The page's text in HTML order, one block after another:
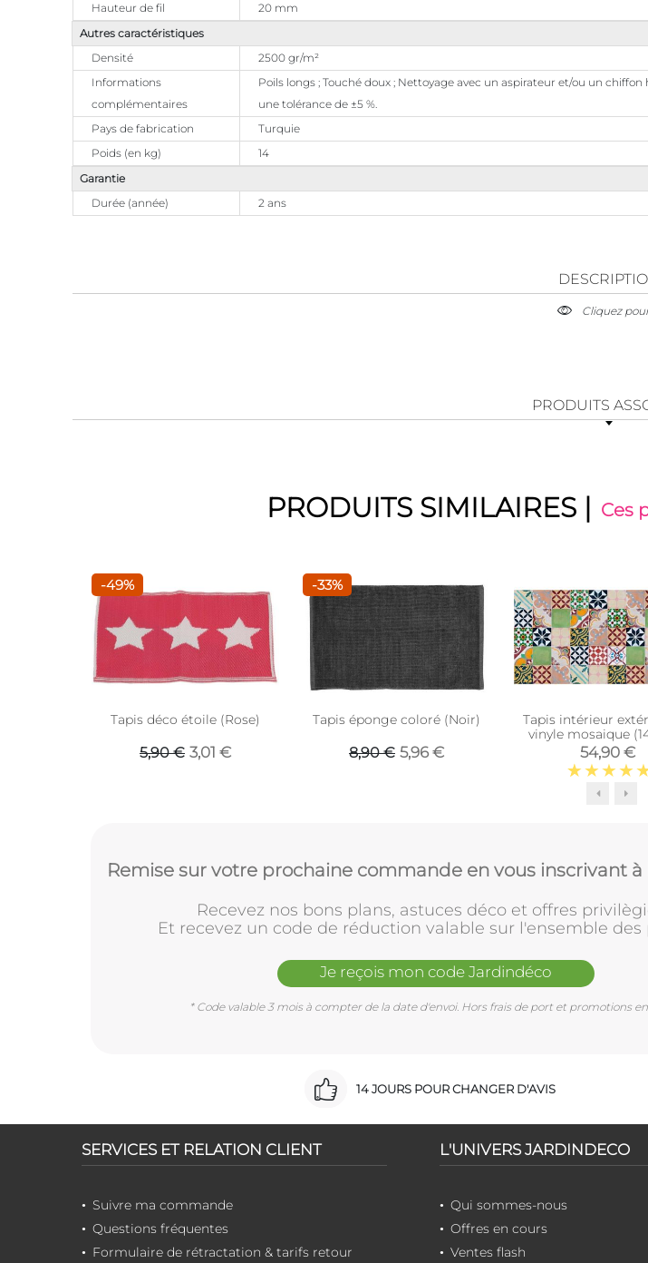
Hauteur de fil
20 mm
Autres caractéristiques
Densité
2500 gr/m²
Informations
complémentaires
Poils longs ; Touché doux ; Nettoyage avec un aspirateur et/ou un
une tolérance de ±5 %.
Pays de fabrication
Turquie
Poids (en kg)
14
Garantie
Durée (année)
2 ans
Cliquez
PRODUITS
PRODUITS SIMILAIRES | Ces
-49%
Tapis déco étoile (Rose)
5,90 € 3,01 €
-33%
Tapis éponge coloré (Noir)
8,90 € 5,96 €
Tapis intérieur
vinyle mosaique
cm)
54,90 €
Remise sur votre prochaine commande en vous inscrivant
Recevez nos bons plans, astuces déco et offres
Et recevez un code de réduction valable sur l'ensemble des
Je reçois mon code Jardindéco
* Code valable 3 mois à compter de la date d'envoi. Hors frais de port et promotions
14 JOURS POUR CHANGER D'AVIS
SERVICES ET RELATION CLIENT
Suivre ma commande
Questions fréquentes
Formulaire de rétractation & tarifs retour
L'UNIVERS JARDINDECO
Qui sommes-nous
Offres en cours
Ventes flash